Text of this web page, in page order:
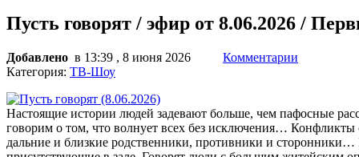
Пусть говорят / эфир от 8.06.2026 /
Добавлено в 13:39 , 8 июня 2026
Комментарии
Категория: ТВ-Шоу
Настоящие истории людей задевают больше, чем пафосные
говорим о том, что волнует всех без исключения…
дальние и близкие родственники, противники и